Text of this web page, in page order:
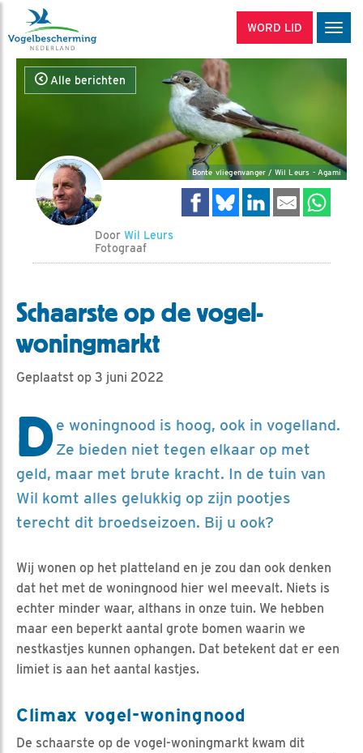
WORD LID
Alle berichten
Bonte vliegenvanger / Wil Leurs - Agami
DoorWil Leurs
Fotograaf
Schaarste op de vogel-
woningmarkt
Geplaatst op 3 juni 2022
De woningnood is hoog, ook in vogelland.
Ze bieden niet tegen elkaar op met
geld, maar met brute kracht. In de tuin van
Wil komt alles gelukkig op zijn pootjes
terecht dit broedseizoen. Bij u ook?
Wij wonen op het platteland en je zou dan ook denken
dat het met de woningnood hier wel meevalt. Niets is
echter minder waar, althans in onze tuin. We hebben
maar een beperkt aantal grote bomen waarin we
nestkastjes kunnen ophangen. Dat betekent dat er een
limiet is aan het aantal kastjes.
Climax vogel-woningnood
De schaarste op de vogel-woningmarkt kwam dit